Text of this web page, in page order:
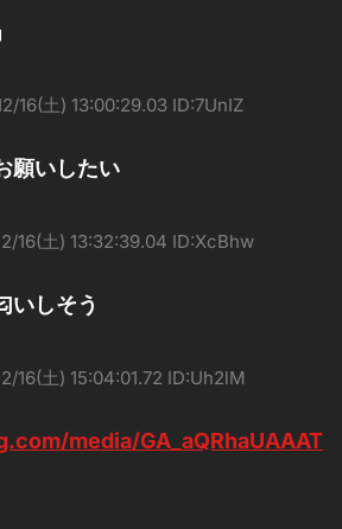
16(土) 13:00:29.03 ID:7UnIZ
願いしたい
16(土) 13:32:39.04 ID:XcBhw
いしそう
16(土) 15:04:01.72 ID:Uh2lM
media/GA_aQRhaUAAAT